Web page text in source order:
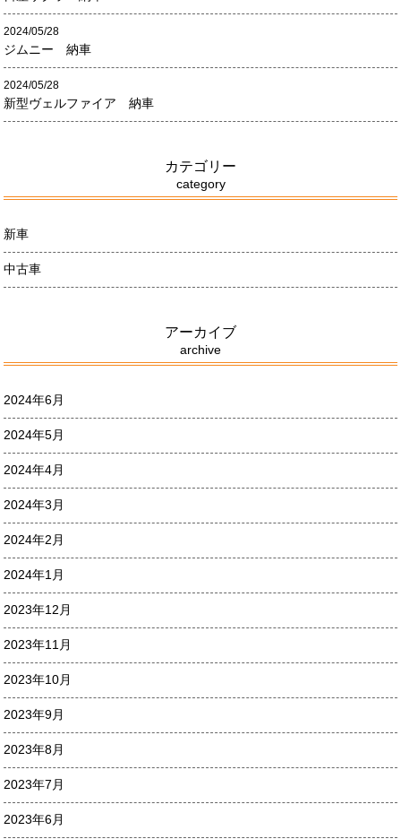
2024/05/28
ジムニー 納車
2024/05/28
新型ヴェルファイア 納車
カテゴリー
category
新車
中古車
アーカイブ
archive
2024年6月
2024年5月
2024年4月
2024年3月
2024年2月
2024年1月
2023年12月
2023年11月
2023年10月
2023年9月
2023年8月
2023年7月
2023年6月